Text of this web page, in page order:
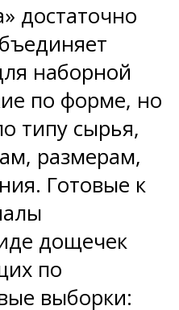
достаточно
наборной
по форме, но
типу сырья,
размерам,
Готовые к
дощечек
по
выборки: